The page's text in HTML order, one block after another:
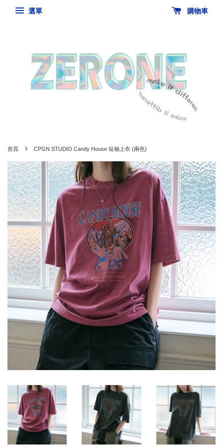
選單 購物車
首頁 › CPGN STUDIO Candy House 短袖上衣 (兩色)